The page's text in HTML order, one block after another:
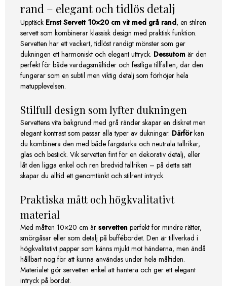
rand – elegant och tidlös detalj
Upptäck Ernst Servett 10×20 cm vit med grå rand, en stilren
servett som kombinerar klassisk design med praktisk funktion.
Servetten har ett vackert, tidlöst randigt mönster som ger
dukningen ett harmoniskt och elegant uttryck. Dessutom är den
perfekt för både vardagsmåltider och festliga tillfällen, där den
fungerar som en subtil men viktig detalj som förhöjer hela
matupplevelsen.
Stilfull design som lyfter dukningen
Servettens vita bakgrund med grå ränder skapar en diskret men
elegant kontrast som passar alla typer av dukningar. Därförkan
du kombinera den med både färgstarka och neutrala tallrikar,
glas och bestick. Vik servetten fint för en dekorativ detalj, eller
låt den ligga enkel och ren bredvid tallriken – på detta sätt
skapar du alltid ett genomtänkt och stilrent intryck.
Praktiska mått och högkvalitativt
material
Med måtten 10×20 cm är servetten perfekt för mindre rätter,
smörgåsar eller som detalj på buffébordet. Den är tillverkad i
högkvalitativt papper som känns mjukt mot händerna, men ändå
hållbart nog för att kunna användas under hela måltiden.
Materialet gör servetten enkel att hantera och ger ett elegant
intryck på bordet.